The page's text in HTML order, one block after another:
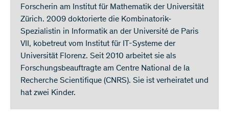
Forscherin am Institut für Mathematik der Universität
Zürich. 2009 doktorierte die Kombinatorik-
Spezialistin in Informatik an der Université de Paris
VII, kobetreut vom Institut für IT-Systeme der
Universität Florenz. Seit 2010 arbeitet sie als
Forschungsbeauftragte am Centre National de la
Recherche Scientifique (CNRS). Sie ist verheiratet und
hat zwei Kinder.